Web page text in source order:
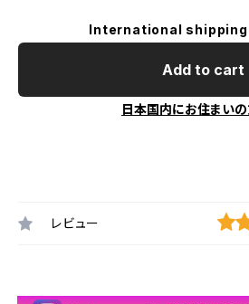
International
Add to cart
日本国内にお住まい
レビュー